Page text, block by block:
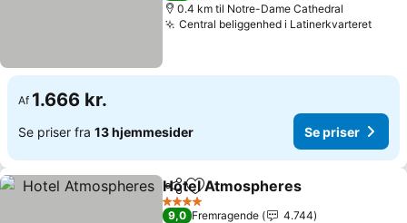
0.4 km til Notre-Dame Cathedral
Central beliggenhed i LatinerkvarteretSe
Af 1.666 kr.
Se priser fra 13 hjemmesider Se priser
Del Føj til favoritter
Hotel Atmospheres
4 Stjerner
9,0 Fremragende
4.744